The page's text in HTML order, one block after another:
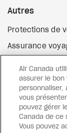
Autres
Protections de
Assurance
Surclassement
Cartes-cadeaux
Air Canada
assurer le bon
personnaliser,
vous
pouvez gérer
Canada de ce
Vous pouvez